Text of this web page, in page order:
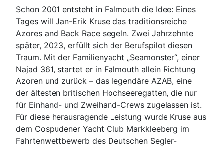
Schon 2001 entsteht in Falmouth die Idee: Eines
Tages will Jan-Erik Kruse das traditionsreiche
Azores and Back Race segeln. Zwei Jahrzehnte
später, 2023, erfüllt sich der Berufspilot diesen
Traum. Mit der Familienyacht „Seamonster“, einer
Najad 361, startet er in Falmouth allein Richtung
Azoren und zurück – das legendäre AZAB, eine
der ältesten britischen Hochseeregatten, die nur
für Einhand- und Zweihand-Crews zugelassen ist.
Für diese herausragende Leistung wurde Kruse aus
dem Cospudener Yacht Club Markkleeberg im
Fahrtenwettbewerb des Deutschen Segler-